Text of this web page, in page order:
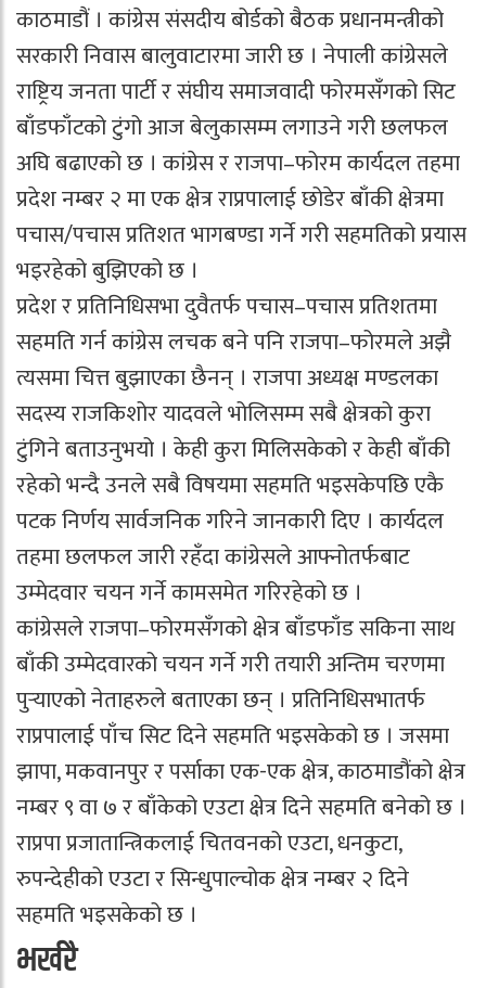
काठमाडौं । कांग्रेस संसदीय बोर्डको बैठक प्रधानमन्त्रीको
सरकारी निवास बालुवाटारमा जारी छ । नेपाली कांग्रेसले
राष्ट्रिय जनता पार्टी र संघीय समाजवादी फोरमसँगको सिट
बाँडफाँटको टुंगो आज बेलुकासम्म लगाउने गरी छलफल
अघि बढाएको छ । कांग्रेस र राजपा–फोरम कार्यदल तहमा
प्रदेश नम्बर २ मा एक क्षेत्र राप्रपालाई छोडेर बाँकी क्षेत्रमा
पचास/पचास प्रतिशत भागबण्डा गर्ने गरी सहमतिको प्रयास
भइरहेको बुझिएको छ ।
प्रदेश र प्रतिनिधिसभा दुवैतर्फ पचास–पचास प्रतिशतमा
सहमति गर्न कांग्रेस लचक बने पनि राजपा–फोरमले अझै
त्यसमा चित्त बुझाएका छैनन् । राजपा अध्यक्ष मण्डलका
सदस्य राजकिशोर यादवले भोलिसम्म सबै क्षेत्रको कुरा
टुंगिने बताउनुभयो । केही कुरा मिलिसकेको र केही बाँकी
रहेको भन्दै उनले सबै विषयमा सहमति भइसकेपछि एकै
पटक निर्णय सार्वजनिक गरिने जानकारी दिए । कार्यदल
तहमा छलफल जारी रहँदा कांग्रेसले आफ्नोतर्फबाट
उम्मेदवार चयन गर्ने कामसमेत गरिरहेको छ ।
कांग्रेसले राजपा–फोरमसँगको क्षेत्र बाँडफाँड सकिना साथ
बाँकी उम्मेदवारको चयन गर्ने गरी तयारी अन्तिम चरणमा
पुर्‍याएको नेताहरुले बताएका छन् । प्रतिनिधिसभातर्फ
राप्रपालाई पाँच सिट दिने सहमति भइसकेको छ । जसमा
झापा, मकवानपुर र पर्साका एक-एक क्षेत्र, काठमाडौंको क्षेत्र
नम्बर ९ वा ७ र बाँकेको एउटा क्षेत्र दिने सहमति बनेको छ ।
राप्रपा प्रजातान्त्रिकलाई चितवनको एउटा, धनकुटा,
रुपन्देहीको एउटा र सिन्धुपाल्चोक क्षेत्र नम्बर २ दिने
सहमति भइसकेको छ ।
भर्खरै